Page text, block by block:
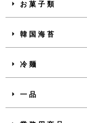
お菓子類
韓国海苔
冷麺
一品